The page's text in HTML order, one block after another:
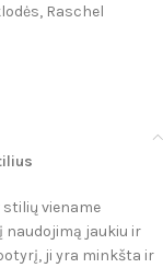
, Raschel
viename
naudojimą jaukiu ir
ji yra minkšta ir